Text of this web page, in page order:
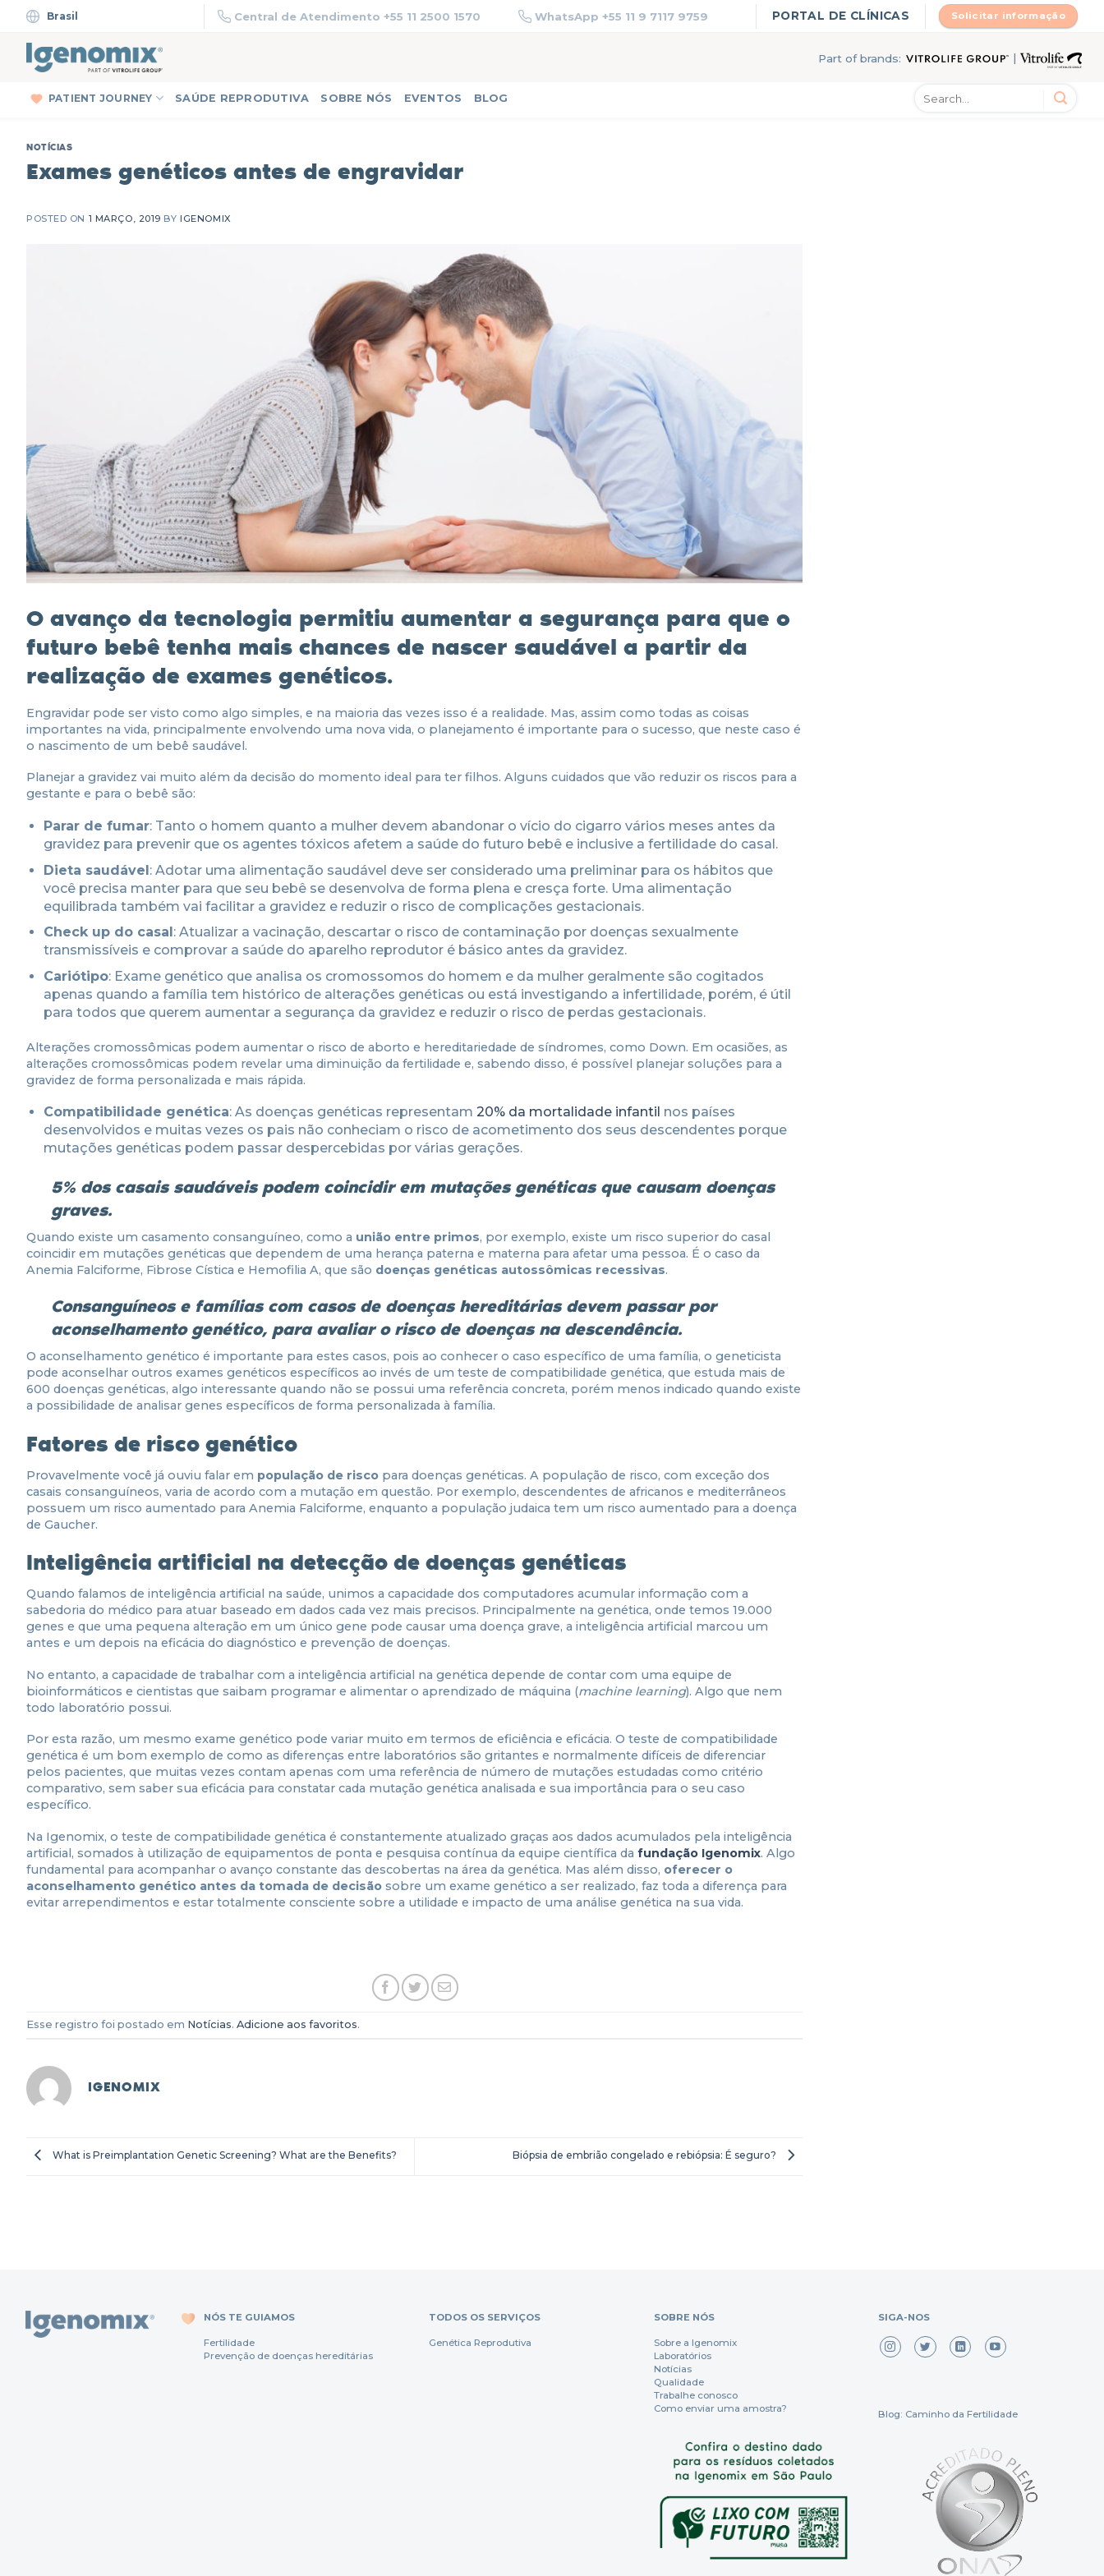
content
Brasil Central de Atendimento +55 11 2500 1570 WhatsApp +55 11 9 7117 9759 PORTAL DE CLÍNICAS Solicitar informação
Part of brands: |
PATIENT JOURNEY SAÚDE REPRODUTIVA SOBRE NÓS EVENTOS BLOG
NOTÍCIAS
Exames genéticos antes de engravidar
POSTED ON 1 MARÇO, 2019 BYIGENOMIX
O avanço da tecnologia permitiu aumentar a segurança para que o
futuro bebê tenha mais chances de nascer saudável a partir da
realização de exames genéticos.
Engravidar pode ser visto como algo simples, e na maioria das vezes isso é a realidade. Mas, assim como todas as coisas
importantes na vida, principalmente envolvendo uma nova vida, o planejamento é importante para o sucesso, que neste caso é
o nascimento de um bebê saudável.
Planejar a gravidez vai muito além da decisão do momento ideal para ter filhos. Alguns cuidados que vão reduzir os riscos para a
gestante e para o bebê são:
Parar de fumar: Tanto o homem quanto a mulher devem abandonar o vício do cigarro vários meses antes da
gravidez para prevenir que os agentes tóxicos afetem a saúde do futuro bebê e inclusive a fertilidade do casal.
Dieta saudável: Adotar uma alimentação saudável deve ser considerado uma preliminar para os hábitos que
você precisa manter para que seu bebê se desenvolva de forma plena e cresça forte. Uma alimentação
equilibrada também vai facilitar a gravidez e reduzir o risco de complicações gestacionais.
Check up do casal : Atualizar a vacinação, descartar o risco de contaminação por doenças sexualmente
transmissíveis e comprovar a saúde do aparelho reprodutor é básico antes da gravidez.
Cariótipo: Exame genético que analisa os cromossomos do homem e da mulher geralmente são cogitados
apenas quando a família tem histórico de alterações genéticas ou está investigando a infertilidade, porém, é útil
para todos que querem aumentar a segurança da gravidez e reduzir o risco de perdas gestacionais.
Alterações cromossômicas podem aumentar o risco de aborto e hereditariedade de síndromes, como Down. Em ocasiões, as
alterações cromossômicas podem revelar uma diminuição da fertilidade e, sabendo disso, é possível planejar soluções para a
gravidez de forma personalizada e mais rápida.
Compatibilidade genética: As doenças genéticas representam 20% da mortalidade infantil nos países
desenvolvidos e muitas vezes os pais não conheciam o risco de acometimento dos seus descendentes porque
mutações genéticas podem passar despercebidas por várias gerações.
5% dos casais saudáveis podem coincidir em mutações genéticas que causam doenças
graves.
Quando existe um casamento consanguíneo, como a união entre primos, por exemplo, existe um risco superior do casal
coincidir em mutações genéticas que dependem de uma herança paterna e materna para afetar uma pessoa. É o caso da
Anemia Falciforme, Fibrose Cística e Hemofilia A, que são doenças genéticas autossômicas recessivas.
Consanguíneos e famílias com casos de doenças hereditárias devem passar por
aconselhamento genético, para avaliar o risco de doenças na descendência.
O aconselhamento genético é importante para estes casos, pois ao conhecer o caso específico de uma família, o geneticista
pode aconselhar outros exames genéticos específicos ao invés de um teste de compatibilidade genética, que estuda mais de
600 doenças genéticas, algo interessante quando não se possui uma referência concreta, porém menos indicado quando existe
a possibilidade de analisar genes específicos de forma personalizada à família.
Fatores de risco genético
Provavelmente você já ouviu falar em população de risco para doenças genéticas. A população de risco, com exceção dos
casais consanguíneos, varia de acordo com a mutação em questão. Por exemplo, descendentes de africanos e mediterrâneos
possuem um risco aumentado para Anemia Falciforme, enquanto a população judaica tem um risco aumentado para a doença
de Gaucher.
Inteligência artificial na detecção de doenças genéticas
Quando falamos de inteligência artificial na saúde, unimos a capacidade dos computadores acumular informação com a
sabedoria do médico para atuar baseado em dados cada vez mais precisos. Principalmente na genética, onde temos 19.000
genes e que uma pequena alteração em um único gene pode causar uma doença grave, a inteligência artificial marcou um
antes e um depois na eficácia do diagnóstico e prevenção de doenças.
No entanto, a capacidade de trabalhar com a inteligência artificial na genética depende de contar com uma equipe de
bioinformáticos e cientistas que saibam programar e alimentar o aprendizado de máquina (machine learning). Algo que nem
todo laboratório possui.
Por esta razão, um mesmo exame genético pode variar muito em termos de eficiência e eficácia. O teste de compatibilidade
genética é um bom exemplo de como as diferenças entre laboratórios são gritantes e normalmente difíceis de diferenciar
pelos pacientes, que muitas vezes contam apenas com uma referência de número de mutações estudadas como critério
comparativo, sem saber sua eficácia para constatar cada mutação genética analisada e sua importância para o seu caso
específico.
Na Igenomix, o teste de compatibilidade genética é constantemente atualizado graças aos dados acumulados pela inteligência
artificial, somados à utilização de equipamentos de ponta e pesquisa contínua da equipe científica da fundação Igenomix. Algo
fundamental para acompanhar o avanço constante das descobertas na área da genética. Mas além disso, oferecer o
aconselhamento genético antes da tomada de decisão sobre um exame genético a ser realizado, faz toda a diferença para
evitar arrependimentos e estar totalmente consciente sobre a utilidade e impacto de uma análise genética na sua vida.
Esse registro foi postado em Notícias. Adicione aos favoritos.
IGENOMIX
What is Preimplantation Genetic Screening? What are the Benefits? Biópsia de embrião congelado e rebiópsia: É seguro?
NÓS TE GUIAMOS
Fertilidade
Prevençãode doenças hereditárias
TODOS OS SERVIÇOS
Genética Reprodutiva
SOBRE NÓS
Sobre a Igenomix
Laboratórios
Notícias
Qualidade
Trabalhe conosco
Como enviar uma amostra?
SIGA-NOS
Blog: Caminho da Fertilidade